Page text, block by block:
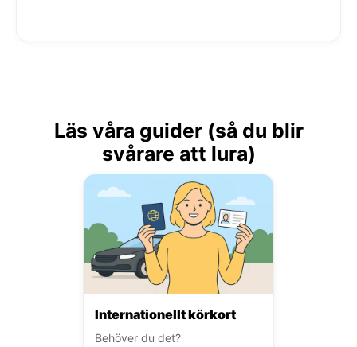
Läs våra guider (så du blir
svårare att lura)
Internationellt körkort
Behöver du det?